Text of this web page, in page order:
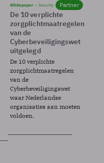
Whitepaper Security Partner
De 10 verplichte
zorgplichtmaatregelen
van de
Cyberbeveiligingswet
uitgelegd
De 10 verplichte
zorgplichtmaatregelen
van de
Cyberbeveiligingswet
waar Nederlandse
organisaties aan moeten
voldoen.